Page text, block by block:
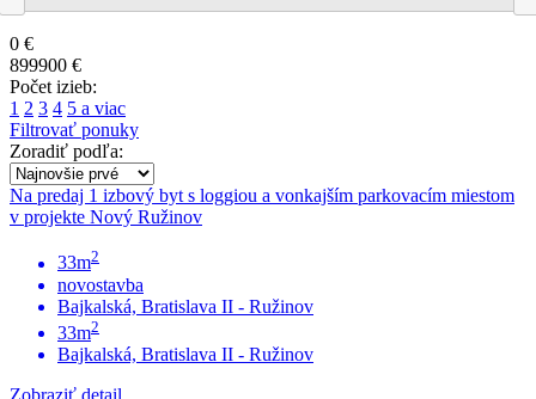
0 €
899900 €
Počet izieb:
1 2 3 4 5 a viac
Filtrovať ponuky
Zoradiť podľa:
Na predaj 1 izbový byt s loggiou a vonkajším parkovacím miestom
v projekte Nový Ružinov
33m2
novostavba
Bajkalská, Bratislava II - Ružinov
33m2
Bajkalská, Bratislava II - Ružinov
Zobraziť detail